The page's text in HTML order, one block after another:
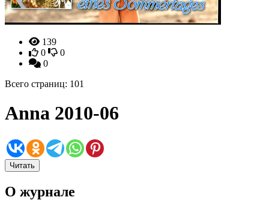
139
0
0
0
Всего страниц: 101
Anna 2010-06
Читать
О журнале